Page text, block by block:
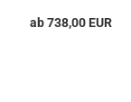
ab 738,00 EUR